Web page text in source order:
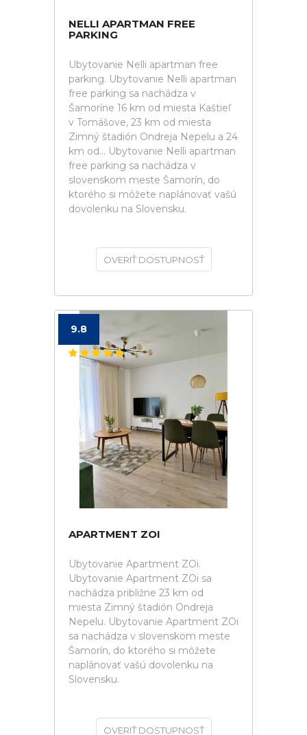
NELLI APARTMAN FREE
PARKING
Ubytovanie Nelli apartman free
parking. Ubytovanie Nelli apartman
free parking sa nachádza v
Šamoríne 16 km od miesta Kaštieľ
v Tomášove, 23 km od miesta
Zimný štadión Ondreja Nepelu a 24
km od... Ubytovanie Nelli apartman
free parking sa nachádza v
slovenskom meste Šamorín, do
ktorého si môžete naplánovať vašú
dovolenku na Slovensku.
OVERIŤ DOSTUPNOSŤ
9.8
APARTMENT ZOI
Ubytovanie Apartment ZOi.
Ubytovanie Apartment ZOi sa
nachádza približne 23 km od
miesta Zimný štadión Ondreja
Nepelu. Ubytovanie Apartment ZOi
sa nachádza v slovenskom meste
Šamorín, do ktorého si môžete
naplánovať vašú dovolenku na
Slovensku.
OVERIŤ DOSTUPNOSŤ